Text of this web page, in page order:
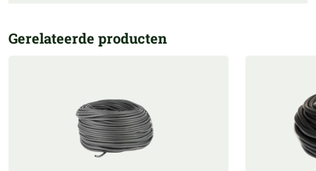
Gerelateerde producten